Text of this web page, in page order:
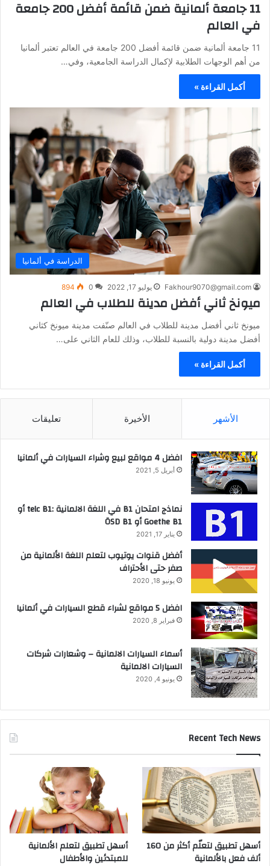
11 جامعة ألمانية ضمن قائمة أفضل 200 جامعة
في العالم
11 جامعة ألمانية ضمن قائمة أفضل 200 جامعة في العالم تعتبر ألمانيا
من أهم الوجهات الطلابية لإكمال الدراسة الجامعية، وفي…
أكمل القراءة »
الدراسة في ألمانيا
Fakhour9070@gmail.com يوليو 17, 2022 0
894
ميونخ ثاني أفضل مدينة للطلاب في العالم
ميونخ ثاني أفضل مدينة للطلاب في العالم صنّفت مدينة ميونخ كثاني
أفضل مدينة دولية بالنسبة للطلاب، وذلك للعام الثاني على…
أكمل القراءة »
الأشهر الأخيرة تعليقات
افضل 4 مواقع لبيع وشراء السيارات في ألمانيا
أبريل 5, 2021
نماذج امتحان B1 في اللغة الالمانية :telc B1 أو
Goethe B1 أو ÖSD B1
يناير 17, 2021
أفضل قنوات يوتيوب لتعلم اللغة الألمانية من
صفر حتى الأحتراف
يونيو 18, 2020
افضل 5 مواقع لشراء قطع السيارات في ألمانيا
فبراير 8, 2020
أسماء السيارات الالمانية – وشعارات شركات
السيارات الالمانية
يونيو 4, 2020
Recent Tech News
أسهل تطبيق لتعلّم أكثر من 160
ألف فعل بالألمانية
أسهل تطبيق لتعلم الألمانية
للمبتدئين والأطفال